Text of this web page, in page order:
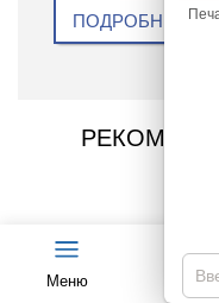
Меню
ПОДРОБНЕЕ
— Эстетика без